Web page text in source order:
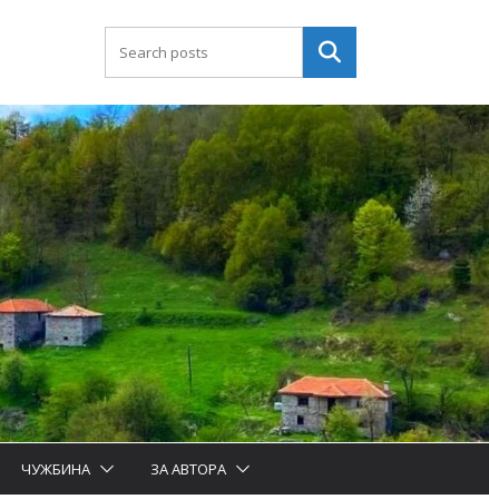
Търсене
ЧУЖБИНА ЗА АВТОРА